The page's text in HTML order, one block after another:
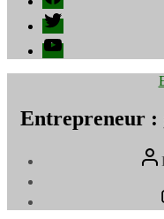
Twitter
YouTube
Entrepreneur :
de